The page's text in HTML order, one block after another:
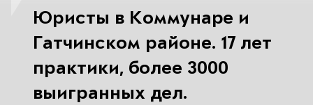
СНТ под ключ.
Наследство на дом, дачу и
участок в Коммунаре. Поможем
вступить и оформить через суд.
Юристы в Коммунаре и
Гатчинском районе. 17 лет
практики, более 3000
выигранных дел.